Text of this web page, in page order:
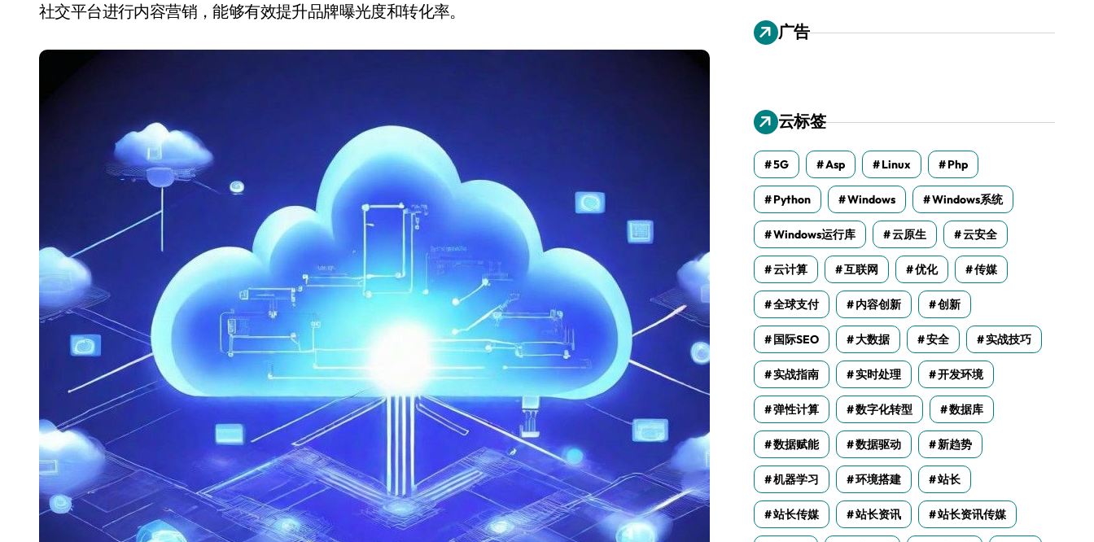
社交平台进行内容营销，能够有效提升品牌曝光度和转化率。
广告
云标签
5G Asp Linux Php
Python Windows Windows系统
Windows运行库 云原生 云安全
云计算 互联网 优化 传媒
全球支付 内容创新 创新
国际SEO 大数据 安全 实战技巧
实战指南 实时处理 开发环境
弹性计算 数字化转型 数据库
数据赋能 数据驱动 新趋势
机器学习 环境搭建 站长
站长传媒 站长资讯 站长资讯传媒